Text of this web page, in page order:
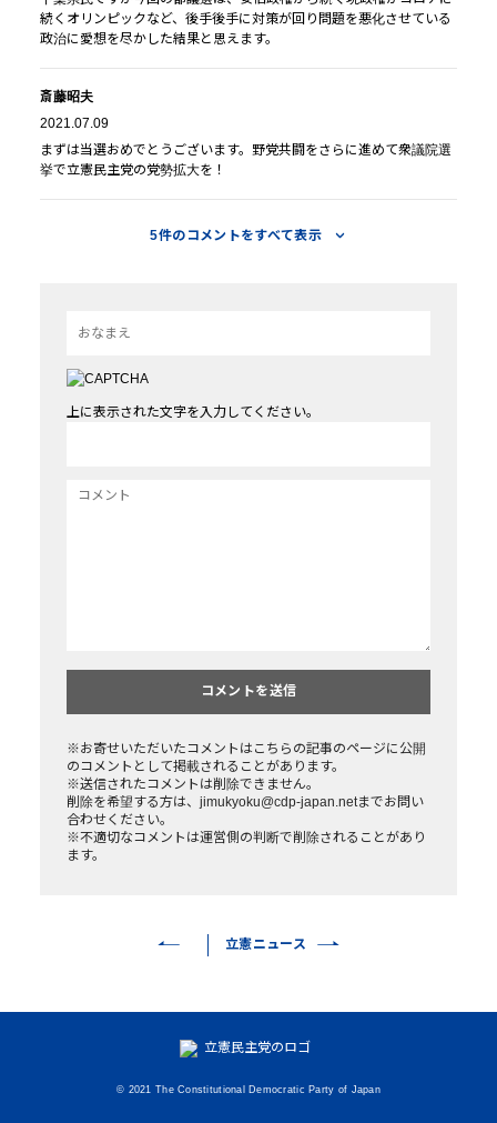
続くオリンピックなど、後手後手に対策が回り問題を悪化させている
政治に愛想を尽かした結果と思えます。
斎藤昭夫
2021.07.09
まずは当選おめでとうございます。野党共闘をさらに進めて衆議院選
挙で立憲民主党の党勢拡大を！
5件のコメントをすべて表示
上に表示された文字を入力してください。
※お寄せいただいたコメントはこちらの記事のページに公開
のコメントとして掲載されることがあります。
※送信されたコメントは削除できません。
削除を希望する方は、jimukyoku@cdp-japan.netまでお問い
合わせください。
※不適切なコメントは運営側の判断で削除されることがあり
ます。
立憲ニュース
© 2021 The Constitutional Democratic Party of Japan